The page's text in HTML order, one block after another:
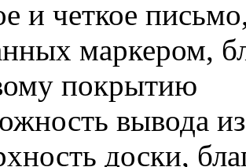
и четкое
маркером,
покрытию
вывода
доски,